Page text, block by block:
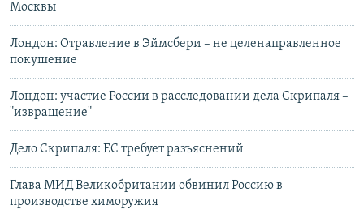
Москвы
Лондон: Отравление в Эймсбери – не целенаправленное
покушение
Лондон: участие России в расследовании дела Скрипаля –
"извращение"
Дело Скрипаля: ЕС требует разъяснений
Глава МИД Великобритании обвинил Россию в
производстве химоружия